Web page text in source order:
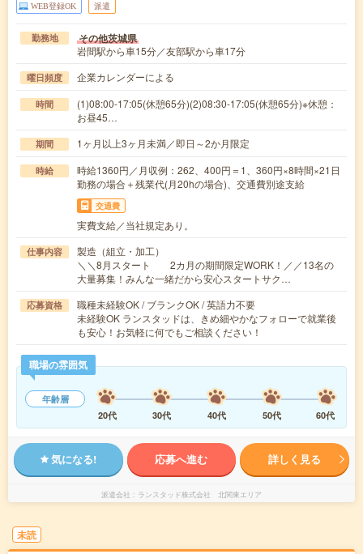
WEB登録OK 派遣
勤務地 その他茨城県
岩間駅から車15分／友部駅から車17分
曜日頻度 企業カレンダーによる
時間
(1)08:00-17:05(休憩65分)(2)08:30-17:05(休憩65分)※休憩：
お昼45…
期間 1ヶ月以上3ヶ月未満／即日～2か月限定
時給
時給1360円／月収例：262、400円＝1、360円×8時間×21日
勤務の場合＋残業代(月20hの場合)、交通費別途支給
交通費
実費支給／当社規定あり。
仕事内容
製造（組立・加工）
＼＼8月スタート 2カ月の期間限定WORK！／／13名の
大量募集！みんな一緒だから安心スタートサク…
応募資格
職種未経験OK / ブランクOK / 英語力不要
未経験OK ランスタッドは、きめ細やかなフォローで就業後
も安心！お気軽に何でもご相談ください！
職場の雰囲気
年齢層
20代
30代 40代 50代 60代
気になる! 応募へ進む 詳しく見る
派遣会社 ランスタッド株式会社 北関東エリア
未読